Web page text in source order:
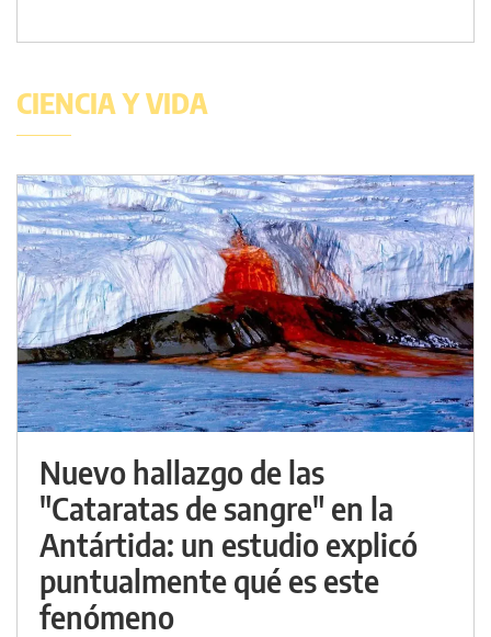
CIENCIA Y VIDA
Nuevo hallazgo de las
"Cataratas de sangre" en la
Antártida: un estudio explicó
puntualmente qué es este
fenómeno